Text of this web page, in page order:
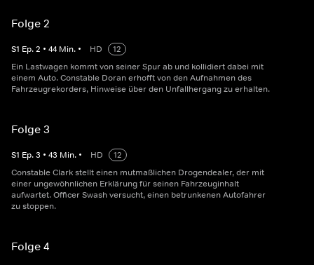
Folge 2
S1 Ep.2 • 44 Min. • HD
12
Ein Lastwagen kommt von seiner Spur ab und kollidiert dabei mit
einem Auto. Constable Doran erhofft von den Aufnahmen des
Fahrzeugrekorders, Hinweise über den Unfallhergang zu erhalten.
Folge 3
S1 Ep.3 • 43 Min. • HD
12
Constable Clark stellt einen mutmaßlichen Drogendealer, der mit
einer ungewöhnlichen Erklärung für seinen Fahrzeuginhalt
aufwartet. Officer Swash versucht, einen betrunkenen Autofahrer
zu stoppen.
Folge 4